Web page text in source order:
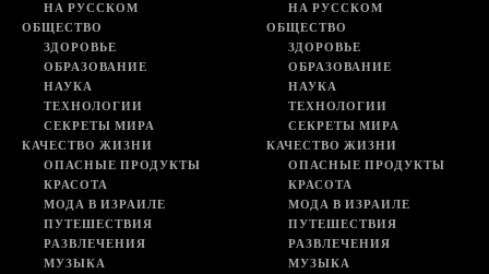
НА РУССКОМ
ОБЩЕСТВО
ЗДОРОВЬЕ
ОБРАЗОВАНИЕ
НАУКА
ТЕХНОЛОГИИ
СЕКРЕТЫ МИРА
КАЧЕСТВО ЖИЗНИ
ОПАСНЫЕ ПРОДУКТЫ
КРАСОТА
МОДА В ИЗРАИЛЕ
ПУТЕШЕСТВИЯ
РАЗВЛЕЧЕНИЯ
МУЗЫКА
НА РУССКОМ
ОБЩЕСТВО
ЗДОРОВЬЕ
ОБРАЗОВАНИЕ
НАУКА
ТЕХНОЛОГИИ
СЕКРЕТЫ МИРА
КАЧЕСТВО ЖИЗНИ
ОПАСНЫЕ ПРОДУКТЫ
КРАСОТА
МОДА В ИЗРАИЛЕ
ПУТЕШЕСТВИЯ
РАЗВЛЕЧЕНИЯ
МУЗЫКА